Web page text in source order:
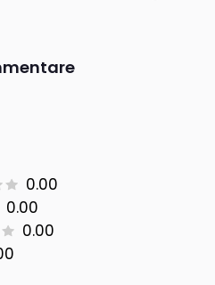
0.00
0.00
0.00